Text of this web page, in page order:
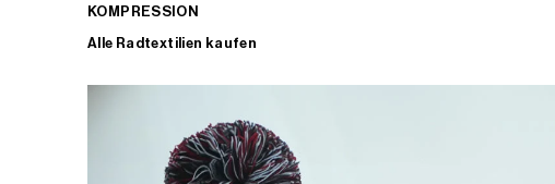
KOMPRESSION
Alle Radtextilien kaufen